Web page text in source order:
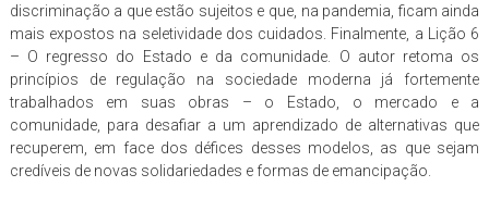
discriminação a que estão sujeitos e que, na pandemia, ficam ainda
mais expostos na seletividade dos cuidados. Finalmente, a Lição 6
– O regresso do Estado e da comunidade. O autor retoma os
princípios de regulação na sociedade moderna já fortemente
trabalhados em suas obras – o Estado, o mercado e a
comunidade, para desafiar a um aprendizado de alternativas que
recuperem, em face dos défices desses modelos, as que sejam
credíveis de novas solidariedades e formas de emancipação.